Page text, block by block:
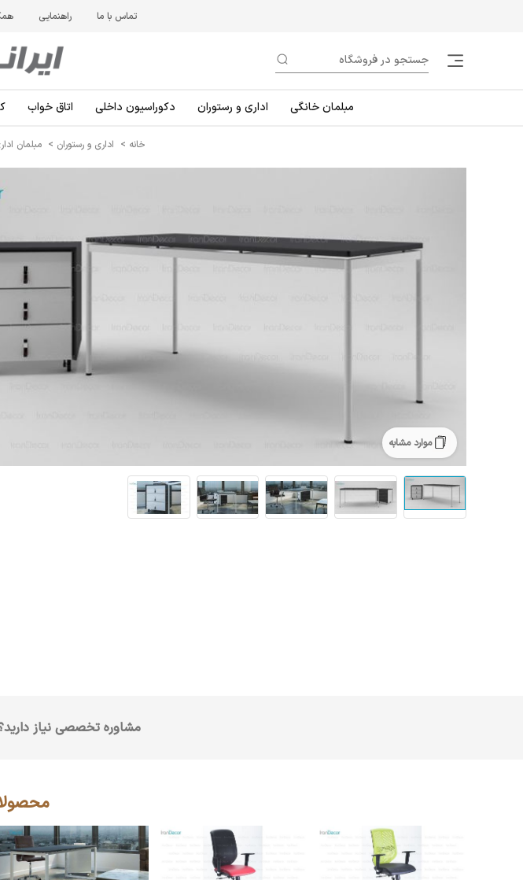
تماس با ما راهنمایی
مبلمان خانگی اداری و رستوران دکوراسیون داخلی اتاق خواب
خانه > اداری و رستوران > مبلمان
موارد مشابه
مشاوره تخصصی نیاز